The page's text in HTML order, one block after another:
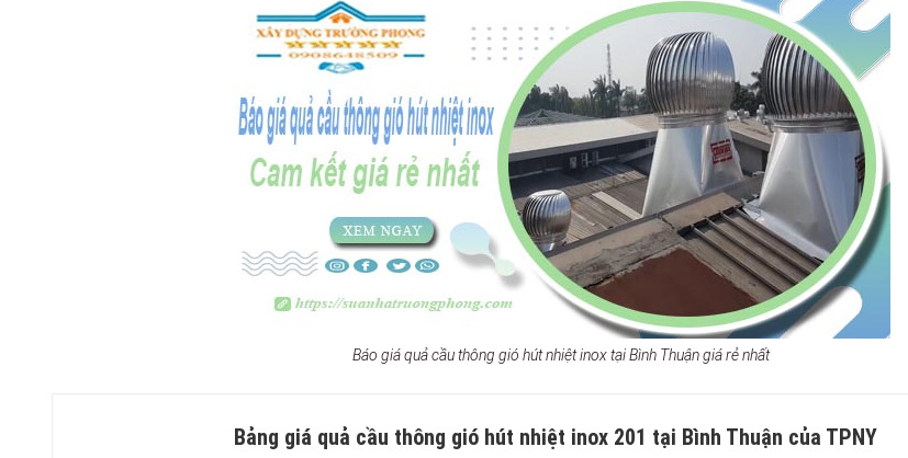
Báo giá quả cầu thông gió hút nhiệt inox tại Bình Thuận giá rẻ nhất
Bảng giá quả cầu thông gió hút nhiệt inox 201 tại Bình Thuận của TPNY